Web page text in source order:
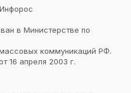
в Министерстве по
коммуникаций РФ.
16 апреля 2003 г.